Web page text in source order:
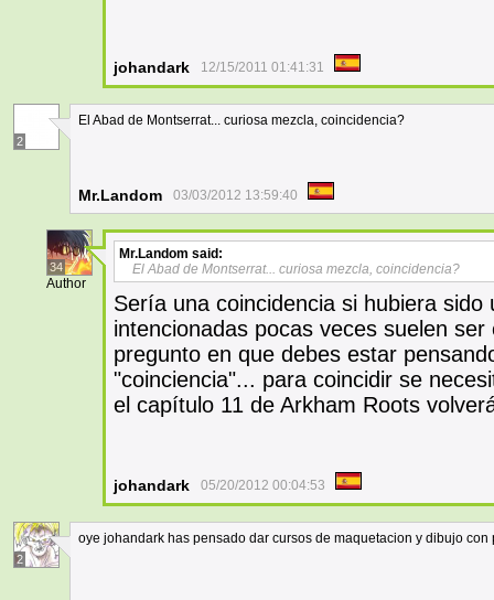
johandark 12/15/2011 01:41:31
2
El Abad de Montserrat... curiosa mezcla, coincidencia?
Mr.Landom 03/03/2012 13:59:40
34
Author
Mr.Landom said:
El Abad de Montserrat... curiosa mezcla, coincidencia?
Sería una coincidencia si hubiera
intencionadas pocas veces suelen
pregunto en que debes estar
"coinciencia"... para coincidir se
el capítulo 11 de Arkham Roots
johandark 05/20/2012 00:04:53
2
oye johandark has pensado dar cursos de maquetacion y dibujo